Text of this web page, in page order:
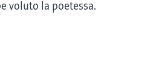
voluto la poetessa.